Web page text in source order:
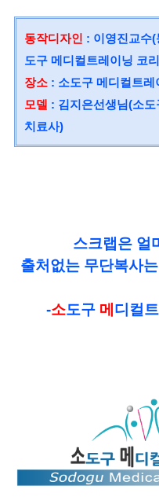
동작디자인 : 이영진교수
도구 메디컬트레이닝 코
장소 : 소도구 메디컬트레
모델 : 김지은선생님(소도
치료사)
스크랩은 얼
출처없는 무단복사
-소도구 메 디컬